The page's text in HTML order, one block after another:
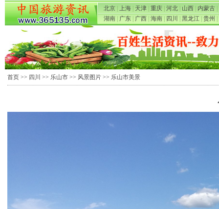
北京 上海 天津 重庆 河北 山西 内蒙古
湖南
广东 广西 海南 四川 黑龙江 贵州
首页 >> 四川 >> 乐山市 >> 风景图片 >> 乐山市美景